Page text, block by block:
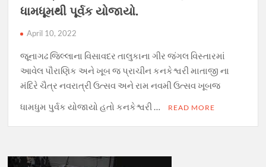
ધામધૂમથી પૂર્વક યોજાયો.
April 10, 2022
જૂનાગઢ જિલ્લાના વિસાવદર તાલુકાના ગીર જંગલ વિસ્તારમાં
આવેલ પૌરાણિક અને ખૂબ જ પ્રાચીન કનકેશ્વરી માતાજી ના
મંદિરે ચૈત્ર નવરાત્રી ઉત્સવ અને રામ નવમી ઉત્સવ ખૂબજ
ધામધુમ પુર્વક યોજાયો હતો કનકેશ્વરી …
READ MORE